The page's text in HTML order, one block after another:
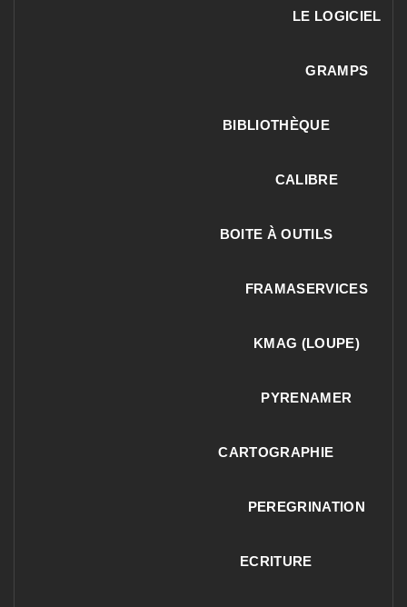
LE LOGICIEL
GRAMPS
BIBLIOTHÈQUE
CALIBRE
BOITE À OUTILS
FRAMASERVICES
KMAG (LOUPE)
PYRENAMER
CARTOGRAPHIE
PEREGRINATION
ECRITURE